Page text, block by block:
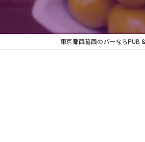
東京都西葛西のバーならPUB